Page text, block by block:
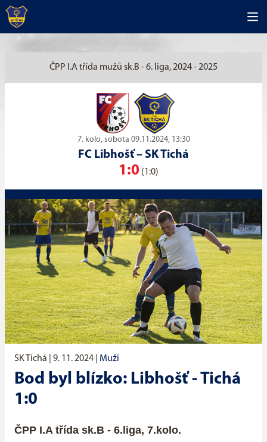
ČPP I.A třída mužů sk.B - 6. liga, 2024 - 2025
7. kolo, sobota 09.11.2024, 13:30
FC Libhošť– SK Tichá
1:0 (1:0)
SK Tichá | 9. 11. 2024 Muži
Bod byl blízko: Libhošť - Tichá
1:0
ČPP I.A třída sk.B - 6.liga, 7.kolo.